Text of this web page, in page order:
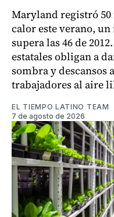
Maryland registró
calor este verano,
supera las 46 de
estatales obligan a
sombra y descansos
trabajadores al aire
EL TIEMPO LATINO TEAM
7 de agosto de 2026